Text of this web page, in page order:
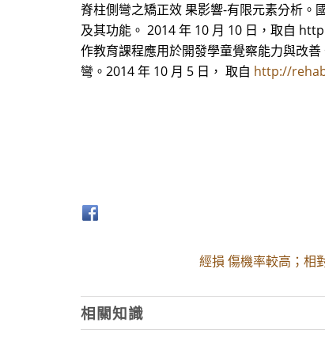
脊柱側彎之矯正效 果影響-有限元素分析。
及其功能。 2014 年 10 月 10 日，取自
作教育課程應用於開發學童覺察能力與改
彎。2014 年 10 月 5 日， 取自 http://
經損 傷機率較高；相
相關知識